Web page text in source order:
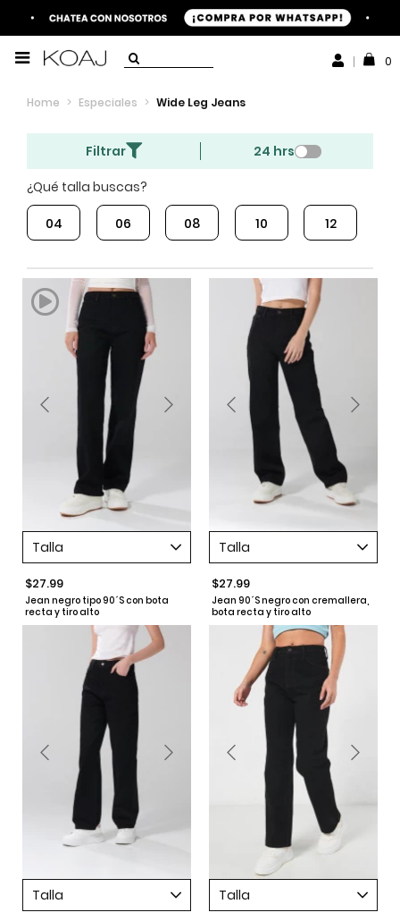
0
Home > Especiales > Wide Leg Jeans
Filtrar
24 hrs
¿Qué talla buscas?
04 06 08 10 12
Talla
$27.99
Jean negro tipo 90´S con bota
recta y tiro alto
Talla
$27.99
Jean 90´S negro con cremallera,
bota recta y tiro alto
Talla Talla